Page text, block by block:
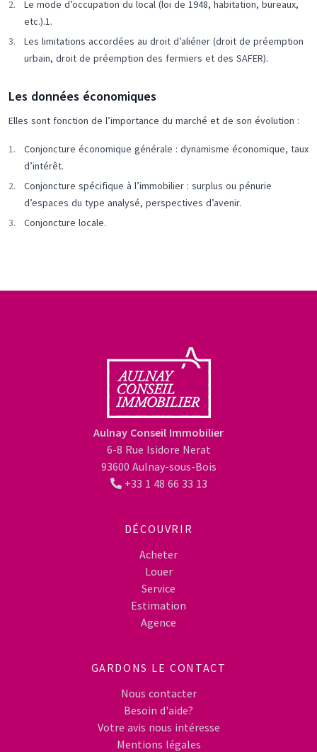
Le mode d’occupation du local (loi de 1948, habitation, bureaux,
etc.).1.
Les limitations accordées au droit d’aliéner (droit de préemption
urbain, droit de préemption des fermiers et des SAFER).
Les données économiques
Elles sont fonction de l’importance du marché et de son évolution :
Conjoncture économique générale : dynamisme économique, taux
d’intérêt.
Conjoncture spécifique à l’immobilier : surplus ou pénurie
d’espaces du type analysé, perspectives d’avenir.
Conjoncture locale.
Aulnay Conseil Immobilier
6-8 Rue Isidore Nerat
93600 Aulnay-sous-Bois
+33 1 48 66 33 13
DÉCOUVRIR
Acheter
Louer
Service
Estimation
Agence
GARDONS LE CONTACT
Nous contacter
Besoin d'aide?
Votre avis nous intéresse
Mentions légales